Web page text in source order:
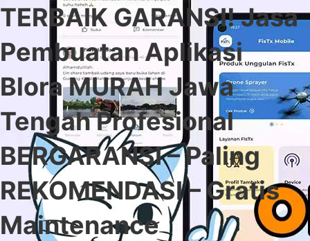
TERBAIK GARANSI! Jasa
Pembuatan Aplikasi
Blora MURAH Jawa
Tengah Profesional
BERGARANSI – Paling
REKOMENDASI – Gratis
Maintenance